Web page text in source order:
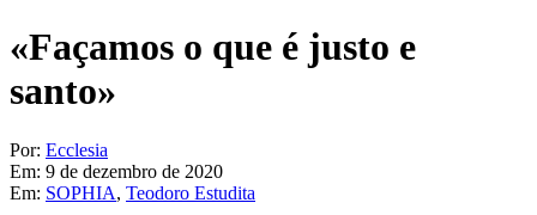
«Façamos o que é justo e
santo»
Por: Ecclesia
Em: 9 de dezembro de 2020
Em: SOPHIA, Teodoro Estudita